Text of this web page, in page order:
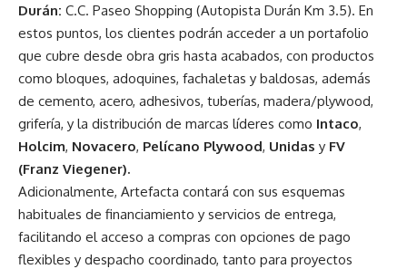
Durán: C.C. Paseo Shopping (Autopista Durán Km 3.5). En
estos puntos, los clientes podrán acceder a un portafolio
que cubre desde obra gris hasta acabados, con productos
como bloques, adoquines, fachaletas y baldosas, además
de cemento, acero, adhesivos, tuberías, madera/plywood,
grifería, y la distribución de marcas líderes como Intaco,
Holcim, Novacero, Pelícano Plywood, Unidas y FV
(Franz Viegener).
Adicionalmente, Artefacta contará con sus esquemas
habituales de financiamiento y servicios de entrega,
facilitando el acceso a compras con opciones de pago
flexibles y despacho coordinado, tanto para proyectos